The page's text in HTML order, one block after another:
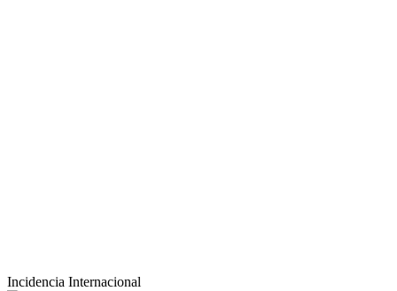
Incidencia Internacional